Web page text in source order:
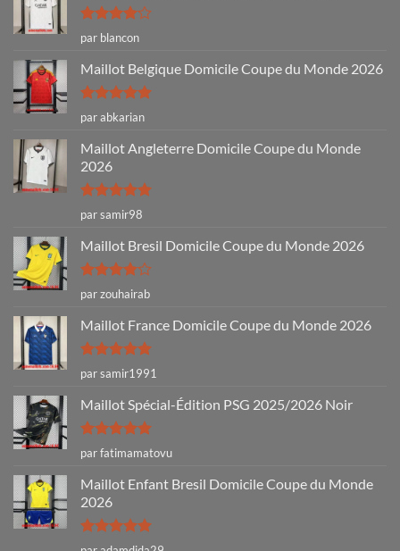
Note4
sur 5
par blancon
Maillot Belgique Domicile Coupe du Monde 2026
Note5sur
5
par abkarian
Maillot Angleterre Domicile Coupe du Monde
2026
Note5sur
5
par samir98
Maillot Bresil Domicile Coupe du Monde 2026
Note4
sur 5
par zouhairab
Maillot France Domicile Coupe du Monde 2026
Note5sur
5
par samir1991
Maillot Spécial-Édition PSG 2025/2026 Noir
Note5sur
5
par fatimamatovu
Maillot Enfant Bresil Domicile Coupe du Monde
2026
Note5sur